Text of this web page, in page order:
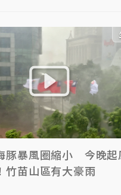
豚暴風圈縮小 今晚起
竹苗山區有大豪雨